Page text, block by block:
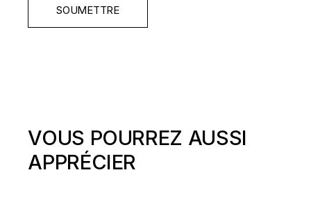
SOUMETTRE
VOUS POURREZ AUSSI
APPRÉCIER